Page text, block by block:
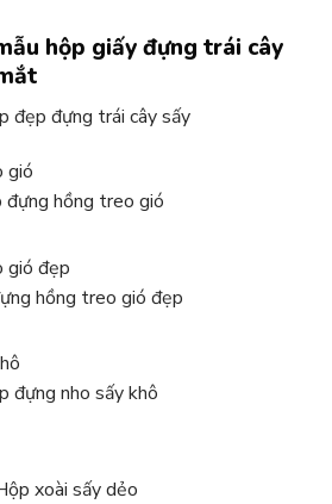
hộp giấy đựng trái cây
đẹp đựng trái cây sấy
đựng hồng treo gió
hồng treo gió đẹp
đựng nho sấy khô
xoài sấy dẻo